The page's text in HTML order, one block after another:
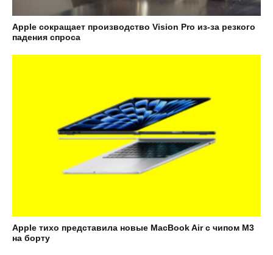
Apple сокращает производство Vision Pro из-за резкого
падения спроса
Apple тихо представила новые MacBook Air с чипом M3
на борту